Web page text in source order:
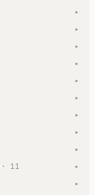
▾
▾
▾
▾
▾
▾
▾
▾
▾
· 11 ▾
▾